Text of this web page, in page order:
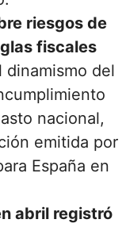
riesgos de
fiscales
dinamismo del
nacional,
emitida por
España en
abril registró